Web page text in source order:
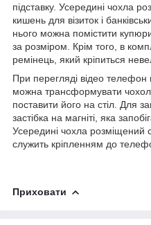
підставку. Усередині чохла
кишень для візиток і
нього можна помістити
за розміром. Крім того, в
ремінець, який кріпиться
При перегляді відео телефон
можна трансформувати чохол
поставити його на стіл. Для
застібка на магніті, яка
Усередині чохла розміщений
служить кріпленням до
Приховати